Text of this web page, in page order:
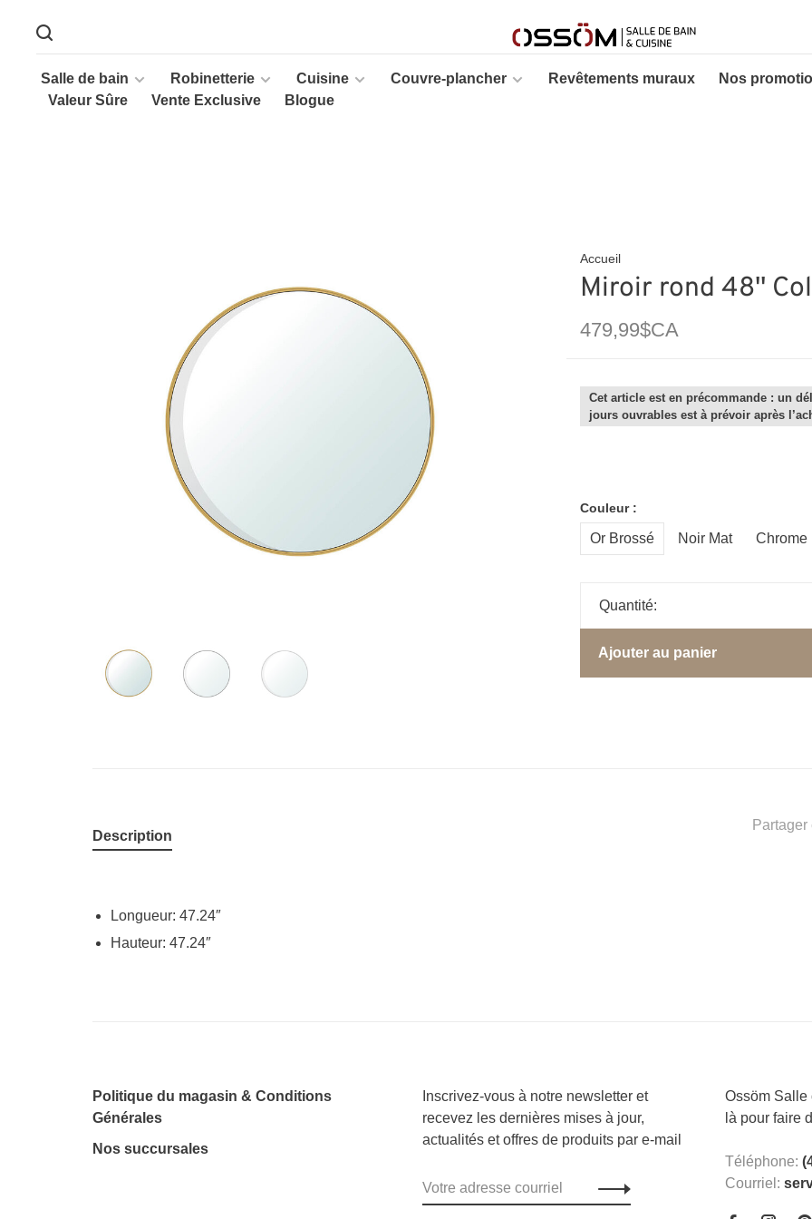
Salle de bain Robinetterie Cuisine Couvre-plancher Revêtements muraux Nos
Valeur Sûre
Vente Exclusive Blogue
Accueil
Miroir rond 48''
479,99$CA
Cet article est en précommande : un
jours ouvrables est à prévoir après
Couleur :
Or Brossé Noir Mat Chrome
Quantité:
Ajouter au panier
Partager
Description
Longueur: 47.24″
Hauteur: 47.24″
Politique du magasin & Conditions
Générales
Nos succursales
Inscrivez-vous à notre newsletter et
recevez les dernières mises à jour,
actualités et offres de produits par e-mail
Ossöm Salle
là pour faire
Téléphone:
Courriel: